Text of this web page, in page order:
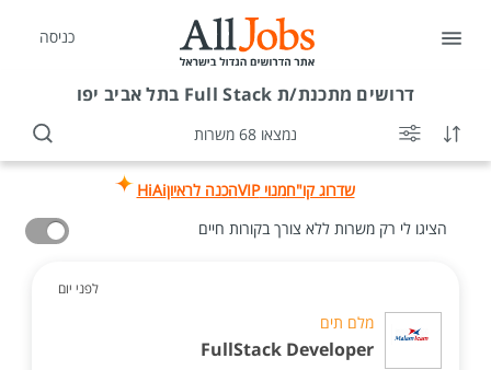
כניסה
דרושים מתכנת/ת Full Stack בתל אביב יפו
נמצאו 68 משרות
שדרוג קו"חמנוי VIP הכנה לראיוןHiAi
הציגו לי רק משרות ללא צורך בקורות חיים
לפני יום
מלם תים
FullStack Developer